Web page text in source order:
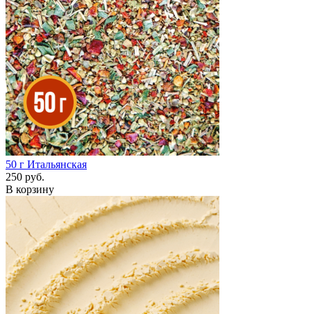
50 г Итальянская
250 руб.
В корзину